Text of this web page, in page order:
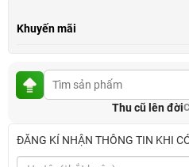
Khuyến mãi
Thu cũ lên đời
ĐĂNG KÍ NHẬN THÔNG TIN KHI